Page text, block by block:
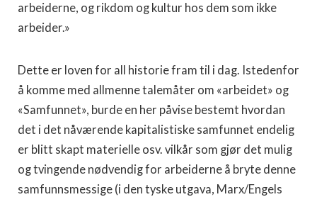
arbeiderne, og rikdom og kultur hos dem som ikke
arbeider.»
Dette er loven for all historie fram til i dag. Istedenfor
å komme med allmenne talemåter om «arbeidet» og
«Samfunnet», burde en her påvise bestemt hvordan
det i det nåværende kapitalistiske samfunnet endelig
er blitt skapt materielle osv. vilkår som gjør det mulig
og tvingende nødvendig for arbeiderne å bryte denne
samfunnsmessige (i den tyske utgava, Marx/Engels